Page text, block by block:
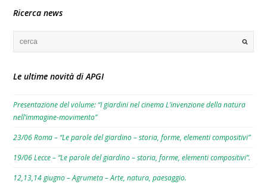
Ricerca news
Le ultime novità di APGI
Presentazione del volume: “I giardini nel cinema L’invenzione della natura
nell’immagine-movimento”
23/06 Roma – “Le parole del giardino – storia, forme, elementi compositivi”
19/06 Lecce – “Le parole del giardino – storia, forme, elementi compositivi”.
12,13,14 giugno – Agrumeta – Arte, natura, paesaggio.